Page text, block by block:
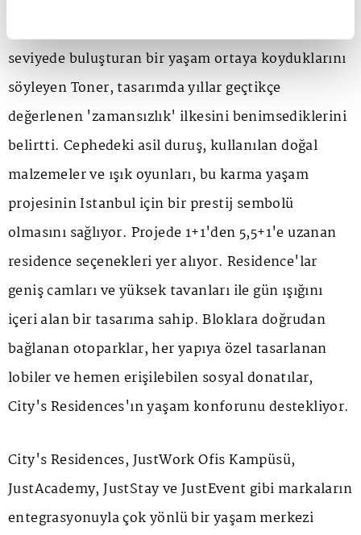
seviyede buluşturan bir yaşam ortaya koyduklarını
söyleyen Toner, tasarımda yıllar geçtikçe
değerlenen 'zamansızlık' ilkesini benimsediklerini
belirtti. Cephedeki asil duruş, kullanılan doğal
malzemeler ve ışık oyunları, bu karma yaşam
projesinin İstanbul için bir prestij sembolü
olmasını sağlıyor. Projede 1+1'den 5,5+1'e uzanan
residence seçenekleri yer alıyor. Residence'lar
geniş camları ve yüksek tavanları ile gün ışığını
içeri alan bir tasarıma sahip. Bloklara doğrudan
bağlanan otoparklar, her yapıya özel tasarlanan
lobiler ve hemen erişilebilen sosyal donatılar,
City's Residences'ın yaşam konforunu destekliyor.
City's Residences, JustWork Ofis Kampüsü,
JustAcademy, JustStay ve JustEvent gibi markaların
entegrasyonuyla çok yönlü bir yaşam merkezi